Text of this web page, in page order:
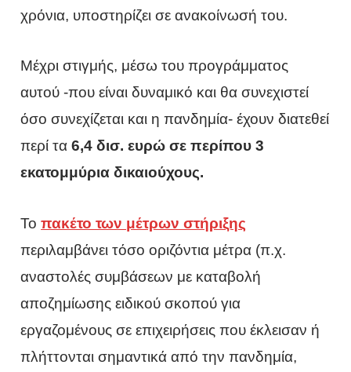
χρόνια, υποστηρίζει σε ανακοίνωσή του.
Μέχρι στιγμής, μέσω του προγράμματος
αυτού -που είναι δυναμικό και θα συνεχιστεί
όσο συνεχίζεται και η πανδημία- έχουν διατεθεί
περί τα 6,4 δισ. ευρώ σε περίπου 3
εκατομμύρια δικαιούχους.
Τοπακέτο των μέτρων στήριξης
περιλαμβάνει τόσο οριζόντια μέτρα (π.χ.
αναστολές συμβάσεων με καταβολή
αποζημίωσης ειδικού σκοπού για
εργαζομένους σε επιχειρήσεις που έκλεισαν ή
πλήττονται σημαντικά από την πανδημία,